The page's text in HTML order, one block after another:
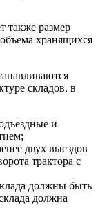
также размер
хранящихся
складов, в
и
двух выездов
трактора с
должны быть
должна